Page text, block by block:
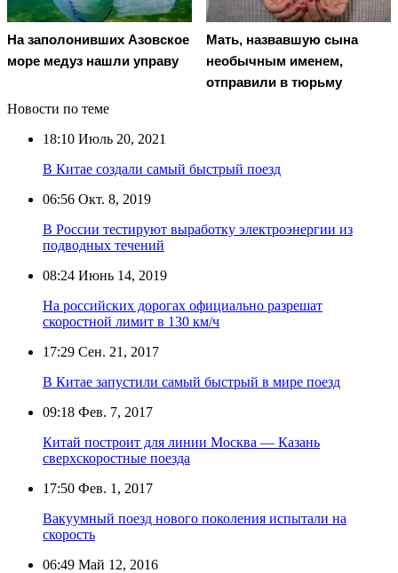
На заполонивших Азовское
море медуз нашли управу
Мать, назвавшую сына
необычным именем,
отправили в тюрьму
Новости по теме
18:10 Июль 20, 2021
В Китае создали самый быстрый поезд
06:56 Окт. 8, 2019
В России тестируют выработку электроэнергии из
подводных течений
08:24 Июнь 14, 2019
На российских дорогах официально разрешат
скоростной лимит в 130 км/ч
17:29 Сен. 21, 2017
В Китае запустили самый быстрый в мире поезд
09:18 Фев. 7, 2017
Китай построит для линии Москва — Казань
сверхскоростные поезда
17:50 Фев. 1, 2017
Вакуумный поезд нового поколения испытали на
скорость
06:49 Май 12, 2016